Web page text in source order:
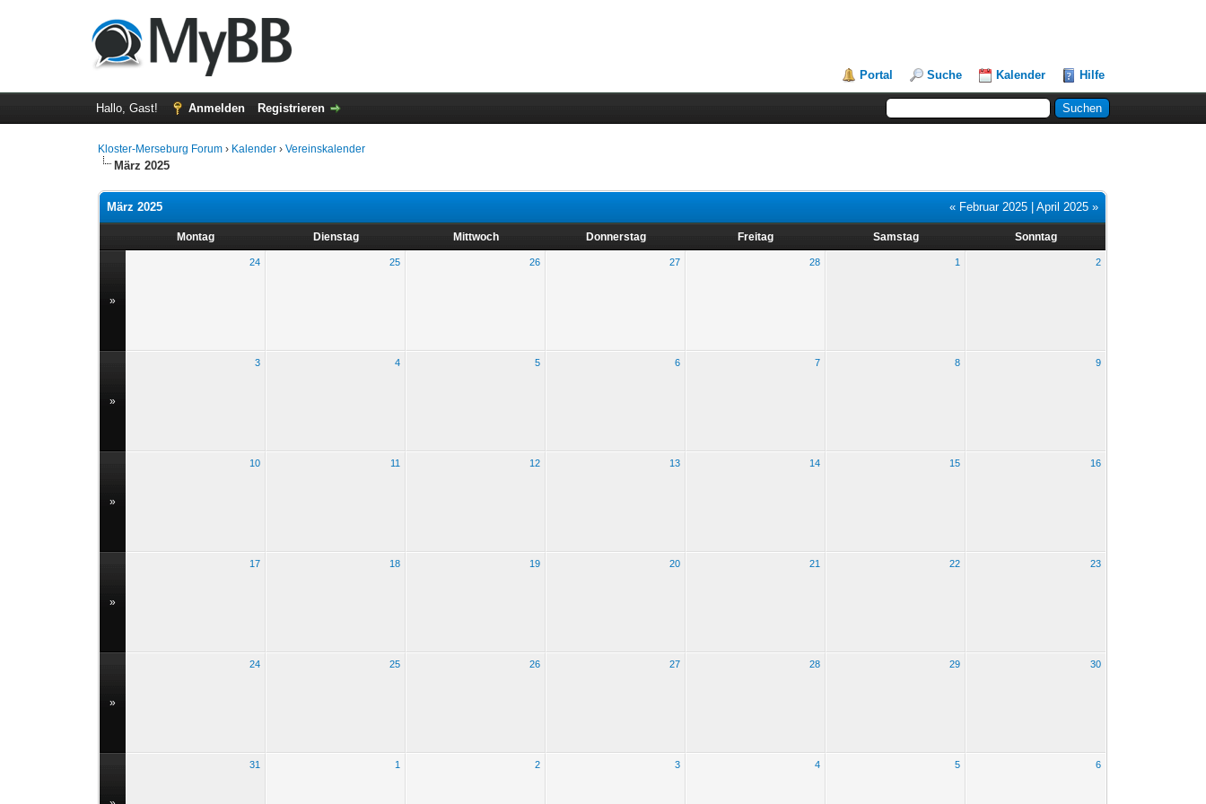
Portal Suche Kalender Hilfe
Hallo, Gast! Anmelden Registrieren
Kloster-Merseburg Forum › Kalender ›Vereinskalender
März 2025
« Februar 2025 |April 2025 »
März 2025
Montag Dienstag Mittwoch Donnerstag Freitag Samstag Sonntag
»
24 25 26 27 28 1 2
»
3 4 5 6 7 8 9
»
10 11 12 13 14 15 16
»
17 18 19 20 21 22 23
»
24 25 26 27 28 29 30
31 1 2 3 4 5 6